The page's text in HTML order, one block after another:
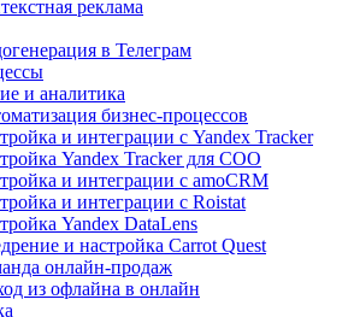
реклама
в Телеграм
и аналитика
бизнес-процессов
и интеграции с Yandex Tracker
Yandex Tracker для СОО
и интеграции с amoCRM
и интеграции с Roistat
Yandex DataLens
и настройка Carrot Quest
онлайн-продаж
из офлайна в онлайн